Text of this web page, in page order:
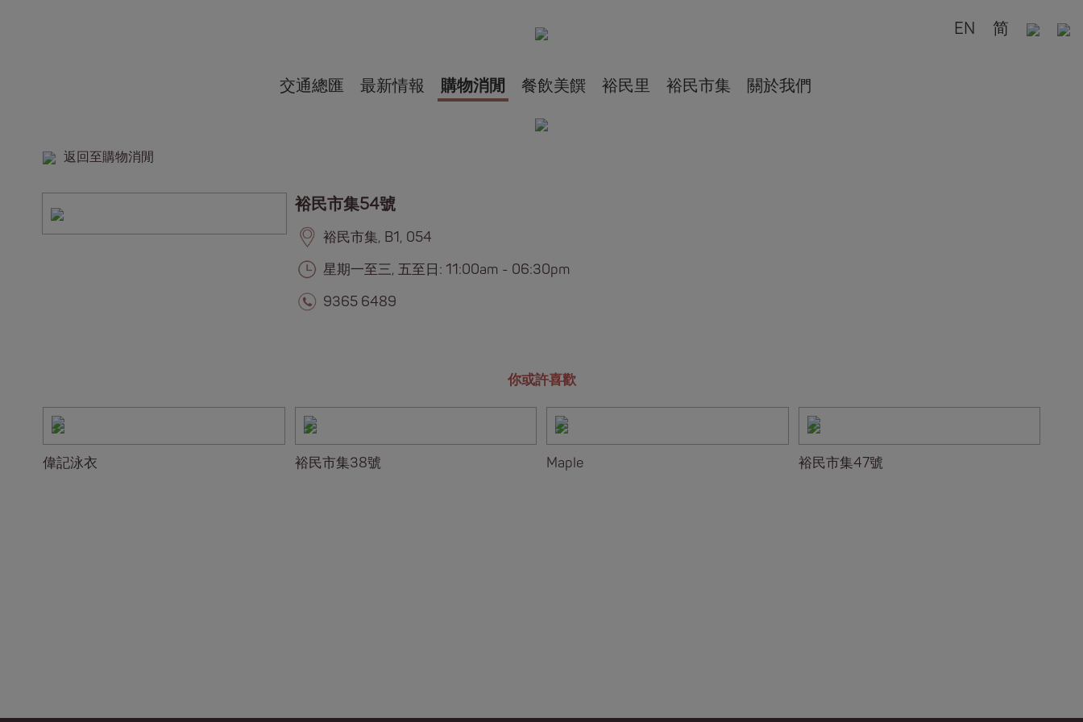
EN 简
交通總匯 最新情報 購物消閒 餐飲美饌 裕民里 裕民市集 關於我們
返回至購物消閒
裕民市集54號
裕民市集, B1, 054
星期一至三, 五至日: 11:00am - 06:30pm
9365 6489
你或許喜歡
偉記泳衣 裕民市集38號 Maple 裕民市集47號